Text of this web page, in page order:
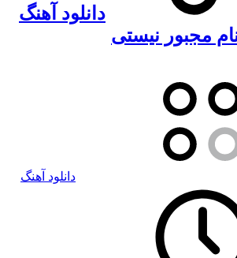
دانلود آهنگ
مجبور نیستی
دانلود آهنگ